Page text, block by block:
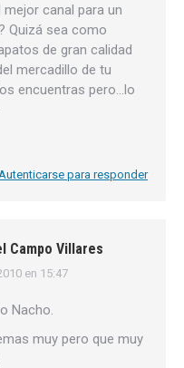
canal para un
Quizá sea como
de gran calidad
mercadillo de tu
encuentras pero…lo
Autenticarse para responder
Campo Villares
en 15:47
Nacho.
muy pero que muy